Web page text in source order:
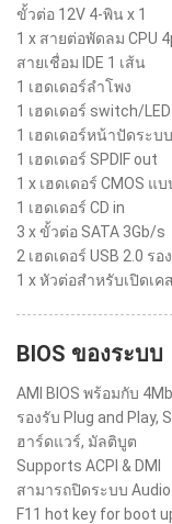
ขั้วต่อ 12V 4-พิน x 1
1 x สายต่อพัดลม CPU
สายเชื่อม IDE 1 เส้น
1 เฮดเดอร์ลำโพง
1 เฮดเดอร์ switch/
1 เฮดเดอร์หน้าปัดระบ
1 เฮดเดอร์ SPDIF out
1 x เฮดเดอร์ CMOS แ
1 เฮดเดอร์ CD in
3 x ขั้วต่อ SATA 3Gb/s
2 เฮดเดอร์ USB 2.0 ร
1 x หัวต่อสำหรับเปิดเคส
BIOS ของระบบ
AMI BIOS พร้อมกับ
รองรับ Plug and Play,
ฮาร์ดแวร์, มัลติบูต
Supports ACPI & DMI
สามารถปิดระบบ Audio
F11 hot key for boot